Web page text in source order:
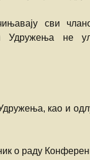
сви
Удружења не
као и
о раду